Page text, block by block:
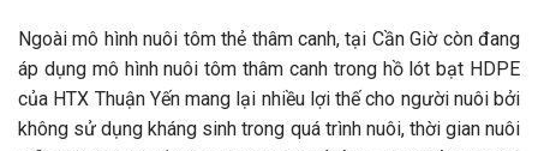
Ngoài mô hình nuôi tôm thẻ thâm canh, tại Cần Giờ còn đang
áp dụng mô hình nuôi tôm thâm canh trong hồ lót bạt HDPE
của HTX Thuận Yến mang lại nhiều lợi thế cho người nuôi bởi
không sử dụng kháng sinh trong quá trình nuôi, thời gian nuôi